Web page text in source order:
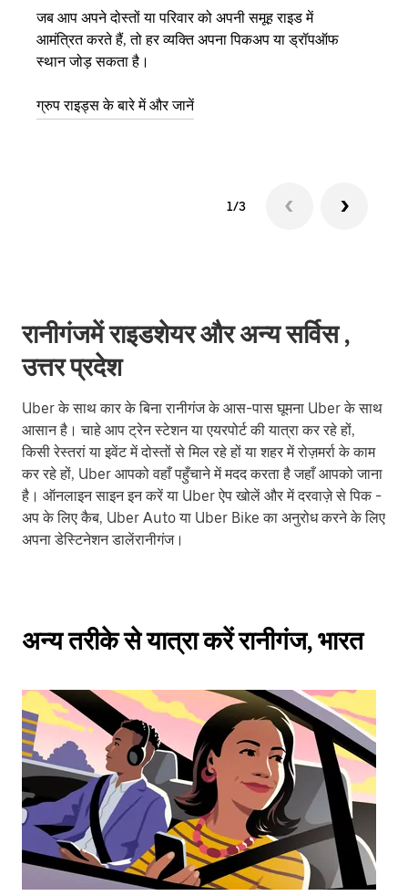
जब आप अपने दोस्तों या परिवार को अपनी समूह राइड में
आमंत्रित करते हैं, तो हर व्यक्ति अपना पिकअप या ड्रॉपऑफ
स्थान जोड़ सकता है।
ग्रुप राइड्स के बारे में और जानें
1/3
रानीगंजमें राइडशेयर और अन्य सर्विस ,
उत्तर प्रदेश
Uber के साथ कार के बिना रानीगंज के आस-पास घूमना Uber के साथ
आसान है। चाहे आप ट्रेन स्टेशन या एयरपोर्ट की यात्रा कर रहे हों,
किसी रेस्तरां या इवेंट में दोस्तों से मिल रहे हों या शहर में रोज़मर्रा के काम
कर रहे हों, Uber आपको वहाँ पहुँचाने में मदद करता है जहाँ आपको जाना
है। ऑनलाइन साइन इन करें या Uber ऐप खोलें और में दरवाज़े से पिक -
अप के लिए कैब, Uber Auto या Uber Bike का अनुरोध करने के लिए
अपना डेस्टिनेशन डालेंरानीगंज।
अन्य तरीके से यात्रा करें रानीगंज, भारत